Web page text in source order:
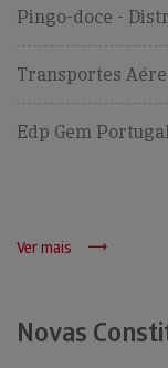
Pingo-doce -
Transportes
Edp Gem
Ver mais
Novas